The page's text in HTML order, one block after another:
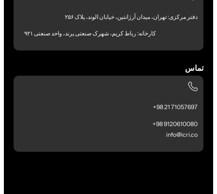
دفتر مرکزی: تهران، میدان آرژانتین، خیابان الوند، پلاک ۲۵۶
کارخانه: رباط کریم، شهرک صنعتی پرند، واحد صنعتی ۹۲۱
تماس
71057697 21 98+
9120610080 98+
info@icri.co